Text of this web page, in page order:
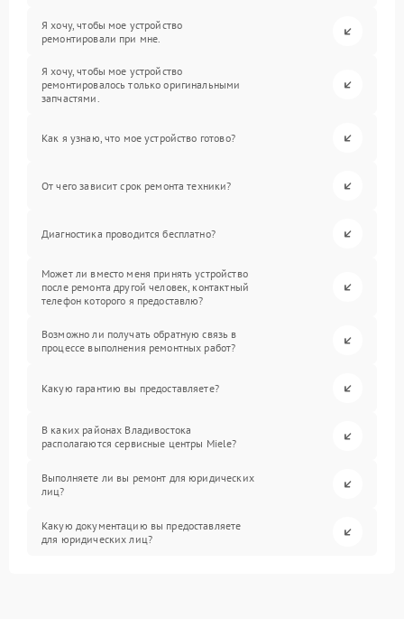
Я хочу, чтобы мое устройство
ремонтировали при мне.
Я хочу, чтобы мое устройство
ремонтировалось только оригинальными
запчастями.
Как я узнаю, что мое устройство готово?
От чего зависит срок ремонта техники?
Диагностика проводится бесплатно?
Может ли вместо меня принять устройство
после ремонта другой человек, контактный
телефон которого я предоставлю?
Возможно ли получать обратную связь в
процессе выполнения ремонтных работ?
Какую гарантию вы предоставляете?
В каких районах Владивостока
располагаются сервисные центры Miele?
Выполняете ли вы ремонт для юридических
лиц?
Какую документацию вы предоставляете
для юридических лиц?